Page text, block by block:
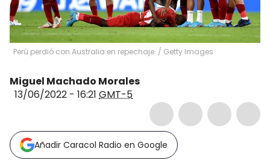
Perú perdió con Australia en repechaje. / Getty Images
Miguel Machado Morales
13/06/2022 - 16:21 GMT-5
Añadir Caracol Radio en Google